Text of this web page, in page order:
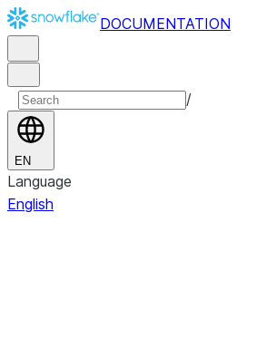
DOCUMENTATION
/
EN
Language
English